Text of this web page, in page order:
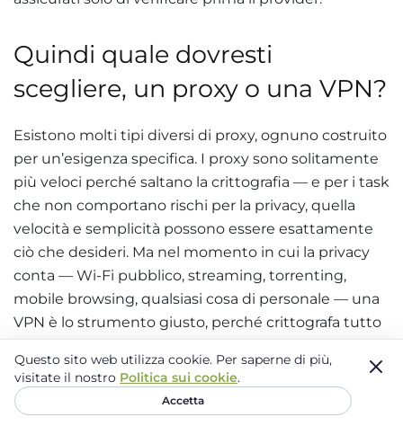
Quindi quale dovresti
scegliere, un proxy o una VPN?
Esistono molti tipi diversi di proxy, ognuno costruito
per un’esigenza specifica. I proxy sono solitamente
più veloci perché saltano la crittografia — e per i task
che non comportano rischi per la privacy, quella
velocità e semplicità possono essere esattamente
ciò che desideri. Ma nel momento in cui la privacy
conta — Wi-Fi pubblico, streaming, torrenting,
mobile browsing, qualsiasi cosa di personale — una
VPN è lo strumento giusto, perché crittografa tutto
ciò che il tuo dispositivo invia e riceve, non solo una
scheda del browser.
Se hai deciso che una VPN è la soluzione giusta per
Questo sito web utilizza cookie. Per saperne di più,
visitate il nostro Politica sui cookie.
Accetta